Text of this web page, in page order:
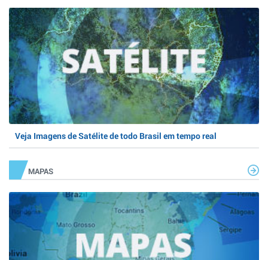
Veja Imagens de Satélite de todo Brasil em tempo real
MAPAS